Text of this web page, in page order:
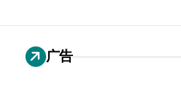
广告